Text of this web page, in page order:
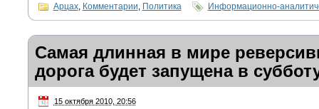
Арцах, Комментарии Политика Информационно-
Самая длинная в мире
дорога будет запущена в
15 октября 2010, 20:56